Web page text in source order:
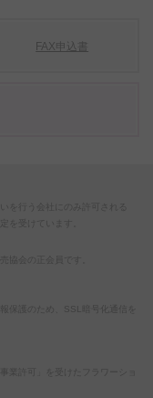
FAX申込書
を行う会社にのみ許可される
を受けています。
協会の正会員です。
保護のため、SSL暗号化通信を
業許可」を受けたフラワーショ